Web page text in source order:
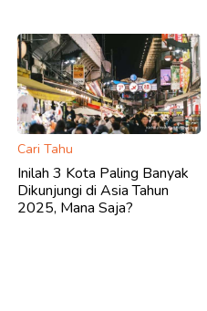
Cari Tahu
Inilah 3 Kota Paling Banyak
Dikunjungi di Asia Tahun
2025, Mana Saja?